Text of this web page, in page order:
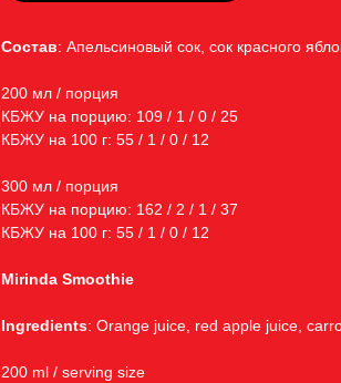
Состав: Апельсиновый сок, сок красного
200 мл / порция
КБЖУ на порцию: 109 / 1 / 0 / 25
КБЖУ на 100 г: 55 / 1 / 0 / 12
300 мл / порция
КБЖУ на порцию: 162 / 2 / 1 / 37
КБЖУ на 100 г: 55 / 1 / 0 / 12
Mirinda Smoothie
Ingredients: Orange juice, red apple juice,
200 ml / serving size